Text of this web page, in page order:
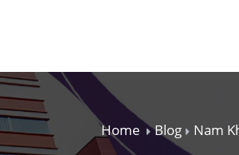
Home Blog Nam